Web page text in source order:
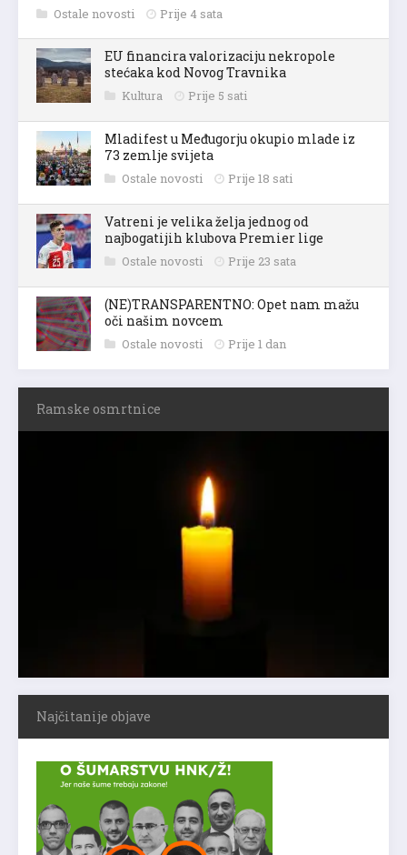
Ostale novosti Prije 4 sata
EU financira valorizaciju nekropole
stećaka kod Novog Travnika
Kultura Prije 5 sati
Mladifest u Međugorju okupio mlade iz
73 zemlje svijeta
Ostale novosti Prije 18 sati
Vatreni je velika želja jednog od
najbogatijih klubova Premier lige
Ostale novosti Prije 23 sata
(NE)TRANSPARENTNO: Opet nam mažu
oči našim novcem
Ostale novosti Prije 1 dan
Ramske osmrtnice
Najčitanije objave